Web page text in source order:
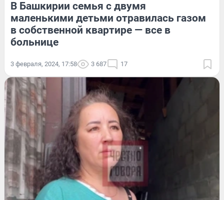
В Башкирии семья с двумя
маленькими детьми отравилась газом
в собственной квартире — все в
больнице
3 февраля, 2024, 17:58 3 687 17